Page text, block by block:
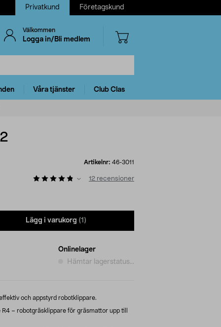
Privatkund Företagskund
Välkommen
Logga in/Bli medlem
Våra tjänster Club Clas
Artikelnr: 46-3011
12 recensioner
Lägg i varukorg (1)
Onlinelager
Hämtar lagerstatus...
och appstyrd robotklippare.
– robotgräsklippare för gräsmattor upp till